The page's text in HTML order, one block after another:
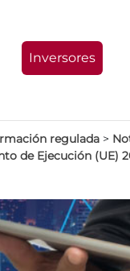
Inversores
regulada >
de Ejecución (UE)